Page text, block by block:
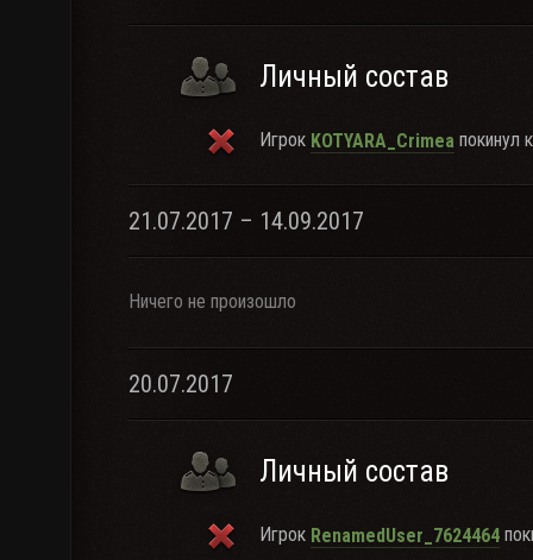
Личный состав
Игрок KOTYARA_Crimea покинул
21.07.2017 – 14.09.2017
Ничего не произошло
20.07.2017
Личный состав
Игрок RenamedUser_7624464